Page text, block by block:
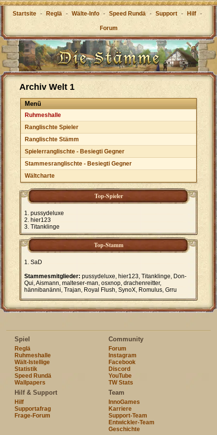
Startsite - Reglä - Wälte-Info - Speed Rundä - Support - Hilf -
Forum
Archiv Welt 1
Menü
Ruhmeshalle
Ranglischte Spieler
Ranglischte Stämm
Spielerranglischte - Besiegti Gegner
Stammesranglischte - Besiegti Gegner
Wältcharte
Top-Spieler
pussydeluxe
hier123
Titanklinge
Top-Stamm
SaD
Stammesmitglieder: pussydeluxe, hier123, Titanklinge, Don-
Qui, Aismann, malteser-man, osxnop, drachenreitter,
hännibanänni, Trajan, Royal Flush, SynoX, Romulus, Grru
Spiel
Reglä
Ruhmeshalle
Wält-Istellige
Statistik
Speed Rundä
Wallpapers
Community
Forum
Instagram
Facebook
Discord
YouTube
TW Stats
Hilf & Support
Hilf
Supportafrag
Frage-Forum
Team
InnoGames
Karriere
Support-Team
Entwickler-Team
Geschichte